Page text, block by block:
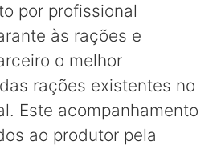
por profissional
às rações e
o melhor
rações existentes no
Este acompanhamento
ao produtor pela